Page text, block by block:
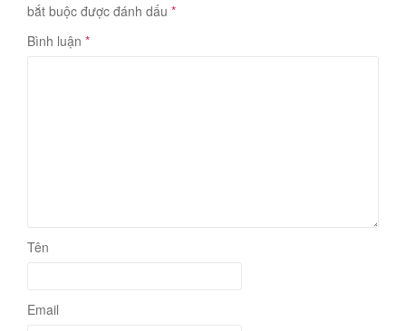
bắt buộc được đánh dấu *
Bình luận *
Tên
Email